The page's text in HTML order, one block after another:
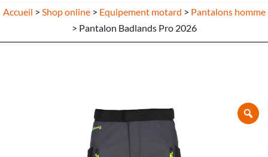
Accueil > Shop online> Equipement motard > Pantalons homme
> Pantalon Badlands Pro 2026